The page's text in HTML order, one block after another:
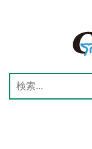
検
索: